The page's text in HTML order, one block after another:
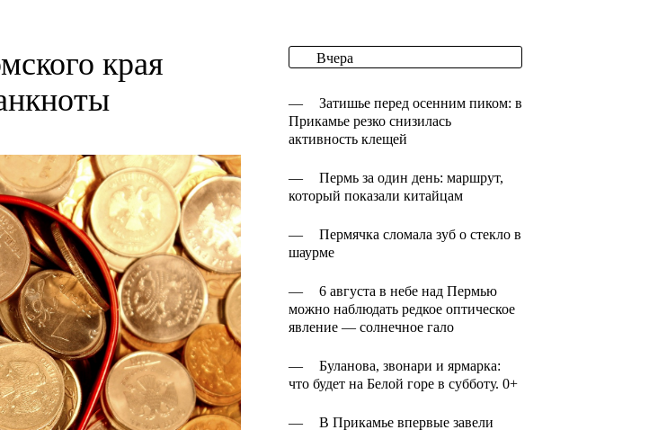
края
Вчера
—
Затишье перед осенним пиком: в
Прикамье резко снизилась
активность клещей
—
Пермь за один день: маршрут,
который показали китайцам
—
Пермячка сломала зуб о стекло в
шаурме
—
6 августа в небе над Пермью
можно наблюдать редкое оптическое
явление — солнечное гало
—
Буланова, звонари и ярмарка:
что будет на Белой горе в субботу. 0+
—
В Прикамье впервые завели